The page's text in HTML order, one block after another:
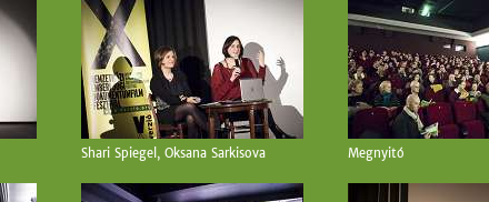
Shari Spiegel, Oksana Sarkisova Megnyitó